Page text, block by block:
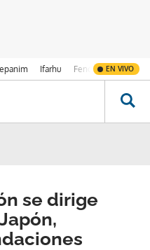
Ifarhu Fenómeno de El
EN VIVO
se dirige